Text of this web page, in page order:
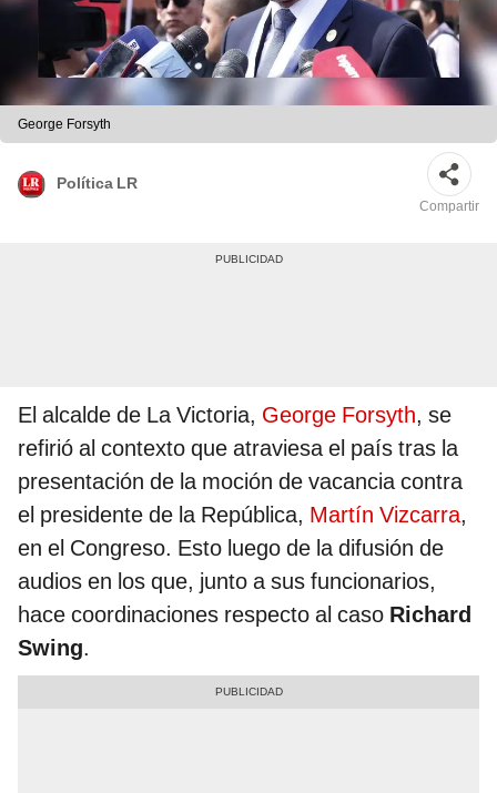
George Forsyth
Política LR
Compartir
El alcalde de La Victoria, George Forsyth, se
refirió al contexto que atraviesa el país tras la
presentación de la moción de vacancia contra
el presidente de la República, Martín Vizcarra,
en el Congreso. Esto luego de la difusión de
audios en los que, junto a sus funcionarios,
hace coordinaciones respecto al caso Richard
Swing.